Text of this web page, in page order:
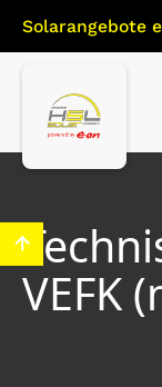
Solarangebote
VEFK